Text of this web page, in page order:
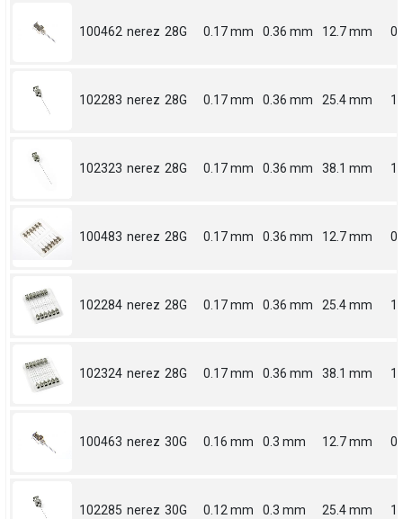
100462 nerez 28G 0.17 mm 0.36 mm 12.7 mm
102283 nerez 28G 0.17 mm 0.36 mm 25.4 mm 1
102323 nerez 28G 0.17 mm 0.36 mm 38.1 mm
100483 nerez 28G 0.17 mm 0.36 mm 12.7 mm
102284 nerez 28G 0.17 mm 0.36 mm 25.4 mm 1
102324 nerez 28G 0.17 mm 0.36 mm 38.1 mm
100463 nerez 30G 0.16 mm 0.3 mm 12.7 mm
102285 nerez 30G 0.12 mm 0.3 mm 25.4 mm 1